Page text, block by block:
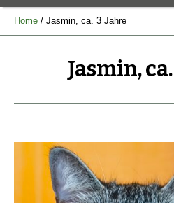
Home / Jasmin, ca. 3 Jahre
Jasmin,